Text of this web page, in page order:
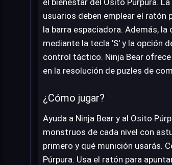
el bienestar del Osito Púrpura.
usuarios deben emplear el ratón
la barra espaciadora. Además,
mediante la tecla 'S' y la opción
control táctico. Ninja Bear
en la resolución de puzles de
¿Cómo jugar?
Ayuda a Ninja Bear y al Osito
monstruos de cada nivel con
primero y qué munición usarás.
Púrpura. Usa el ratón para